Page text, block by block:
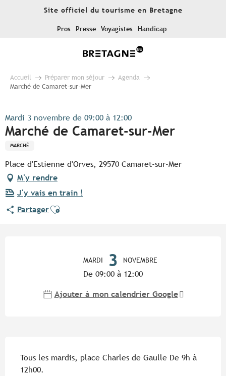
Site officiel du tourisme en Bretagne
Pros Presse Voyagistes Handicap
Accueil Préparer mon séjour
Agenda
Marché de Camaret-sur-Mer
Mardi 3 novembre de 09:00 à 12:00
Marché de Camaret-sur-Mer
MARCHÉ
Place d'Estienne d'Orves, 29570 Camaret-sur-Mer
M'y rendre
J'y vais en train !
PartagerAjouter aux favoris
MARDI 3 NOVEMBRE
De 09:00 à 12:00
Ajouter à mon calendrier Google
Tous les mardis, place Charles de Gaulle De 9h à
12h00.